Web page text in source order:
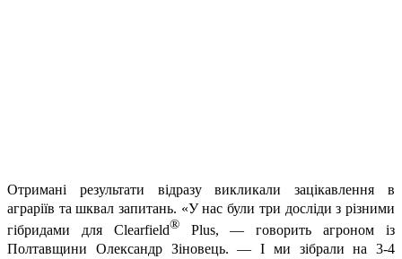
Отримані результати відразу викликали зацікавлення в
аграріїв та шквал запитань. «У нас були три досліди з різними
гібридами для Clearfield®Plus, — говорить агроном із
Полтавщини Олександр Зіновець. — І ми зібрали на 3-4